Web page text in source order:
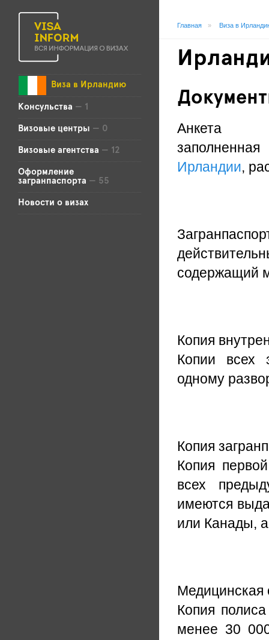
Виза в Ирландию
Консульства — 1
Визовые центры — 0
Визовые агентства — 12
Оформление
загранпаспорта — 55
Новости о визах
Главная » Виза в
Анкета
Ирландии,
содержащий
Копия
Копии всех
одному
Копия
Копия
всех
имеются
или Канады,
Медицинская
Копия
менее 30